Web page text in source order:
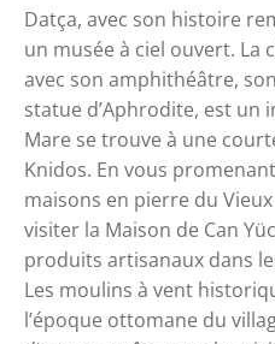
Datça, avec son histoire
un musée à ciel ouvert. La
avec son amphithéâtre,
statue d’Aphrodite, est un
Mare se trouve à une
Knidos. En vous
maisons en pierre du
visiter la Maison de Can
produits artisanaux dans
Les moulins à vent
l’époque ottomane du